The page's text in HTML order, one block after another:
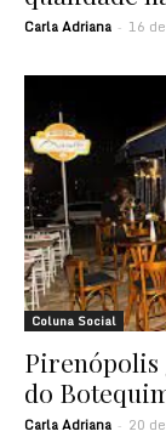
Carla Adriana - 16
Coluna Social
Pirenópolis
do
Carla Adriana - 20